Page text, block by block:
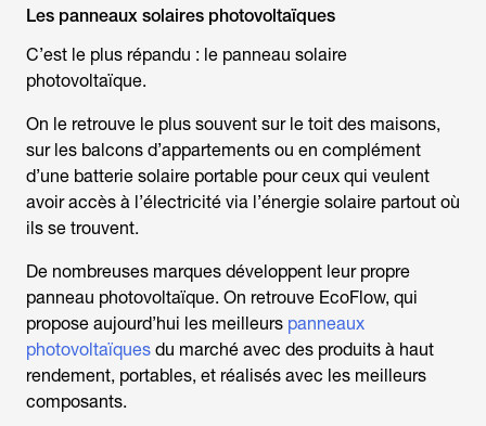
Les panneaux solaires photovoltaïques
C’est le plus répandu : le panneau solaire
photovoltaïque.
On le retrouve le plus souvent sur le toit des maisons,
sur les balcons d’appartements ou en complément
d’une batterie solaire portable pour ceux qui veulent
avoir accès à l’électricité via l’énergie solaire partout où
ils se trouvent.
De nombreuses marques développent leur propre
panneau photovoltaïque. On retrouve EcoFlow, qui
propose aujourd’hui les meilleurs panneaux
photovoltaïques du marché avec des produits à haut
rendement, portables, et réalisés avec les meilleurs
composants.